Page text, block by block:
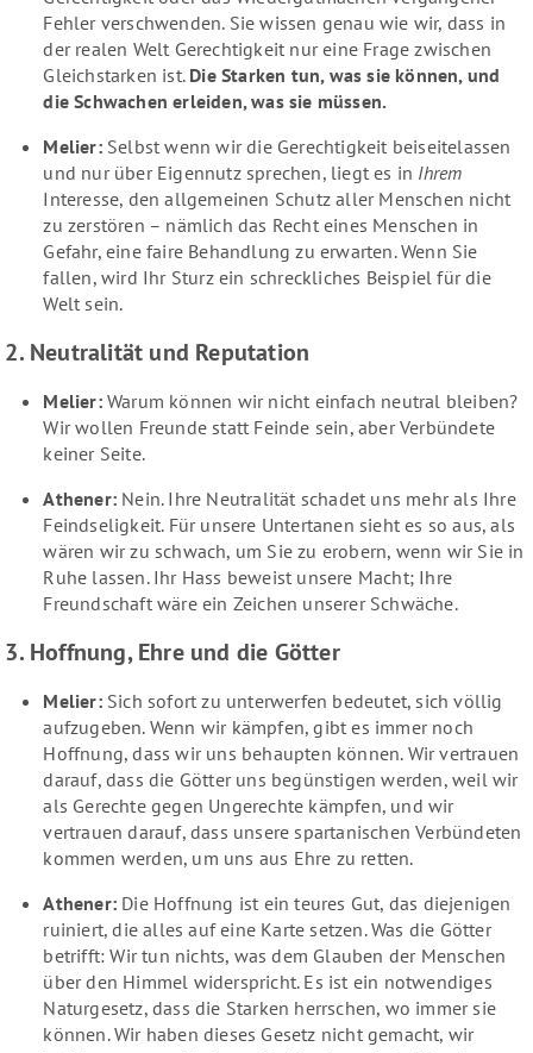
Fehler verschwenden. Sie wissen genau wie wir, dass in
der realen Welt Gerechtigkeit nur eine Frage zwischen
Gleichstarken ist. Die Starken tun, was sie können, und
die Schwachen erleiden, was sie müssen.
Melier:Selbst wenn wir die Gerechtigkeit beiseitelassen
und nur über Eigennutz sprechen, liegt es in Ihrem
Interesse, den allgemeinen Schutz aller Menschen nicht
zu zerstören – nämlich das Recht eines Menschen in
Gefahr, eine faire Behandlung zu erwarten. Wenn Sie
fallen, wird Ihr Sturz ein schreckliches Beispiel für die
Welt sein.
2. Neutralität und Reputation
Melier:Warum können wir nicht einfach neutral bleiben?
Wir wollen Freunde statt Feinde sein, aber Verbündete
keiner Seite.
Athener: Nein. Ihre Neutralität schadet uns mehr als Ihre
Feindseligkeit. Für unsere Untertanen sieht es so aus, als
wären wir zu schwach, um Sie zu erobern, wenn wir Sie in
Ruhe lassen. Ihr Hass beweist unsere Macht; Ihre
Freundschaft wäre ein Zeichen unserer Schwäche.
3. Hoffnung, Ehre und die Götter
Melier:Sich sofort zu unterwerfen bedeutet, sich völlig
aufzugeben. Wenn wir kämpfen, gibt es immer noch
Hoffnung, dass wir uns behaupten können. Wir vertrauen
darauf, dass die Götter uns begünstigen werden, weil wir
als Gerechte gegen Ungerechte kämpfen, und wir
vertrauen darauf, dass unsere spartanischen Verbündeten
kommen werden, um uns aus Ehre zu retten.
Athener: Die Hoffnung ist ein teures Gut, das diejenigen
ruiniert, die alles auf eine Karte setzen. Was die Götter
betrifft: Wir tun nichts, was dem Glauben der Menschen
über den Himmel widerspricht. Es ist ein notwendiges
Naturgesetz, dass die Starken herrschen, wo immer sie
können. Wir haben dieses Gesetz nicht gemacht, wir